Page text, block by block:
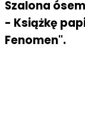
Szalona
- Książkę
Fenomen".